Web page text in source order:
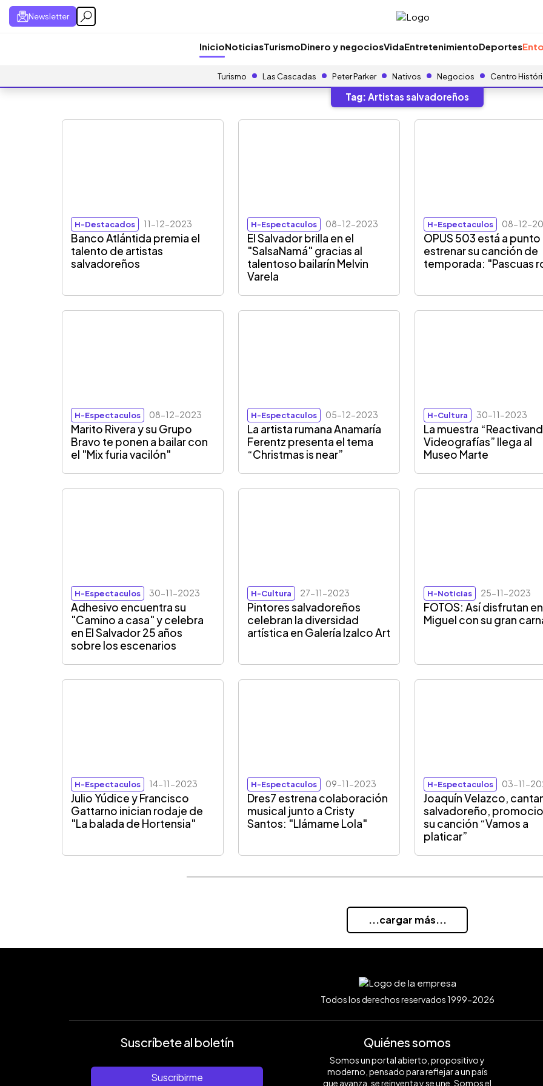
Newsletter
InicioNoticiasTurismoDinero y negociosVidaEntretenimientoDeportes
Turismo Las Cascadas Peter Parker Nativos Negocios Centro
Tag: Artistas salvadoreños
H-Destacados 11-12-2023
Banco Atlántida premia el
talento de artistas
salvadoreños
H-Espectaculos 08-12-2023
El Salvador brilla en el
"SalsaNamá" gracias al
talentoso bailarín Melvin
Varela
H-Espectaculos 08-12-
OPUS 503 está a
estrenar su canción de
temporada: "Pascuas
H-Espectaculos 08-12-2023
Marito Rivera y su Grupo
Bravo te ponen a bailar con
el "Mix furia vacilón"
H-Espectaculos 05-12-2023
La artista rumana Anamaría
Ferentz presenta el tema
“Christmas is near”
H-Cultura 30-11-2023
La muestra
Videografías” llega al
Museo Marte
H-Espectaculos 30-11-2023
Adhesivo encuentra su
"Camino a casa" y celebra
en El Salvador 25 años
sobre los escenarios
H-Cultura 27-11-2023
Pintores salvadoreños
celebran la diversidad
artística en Galería Izalco Art
H-Noticias 25-11-2023
FOTOS: Así disfrutan
Miguel con su gran
H-Espectaculos 14-11-2023
Julio Yúdice y Francisco
Gattarno inician rodaje de
"La balada de Hortensia"
H-Espectaculos 09-11-2023
Dres7 estrena colaboración
musical junto a Cristy
Santos: "Llámame Lola"
H-Espectaculos 03-11-
Joaquín Velazco,
salvadoreño,
su canción “Vamos a
platicar”
...cargar más...
Todos los derechos reservados 1999-2026
Suscríbete al boletín
Suscribirme
Quiénes somos
Somos un portal abierto, propositivo y
moderno, pensado para reflejar a un país
que avanza, se reinventa y se une. Somos el